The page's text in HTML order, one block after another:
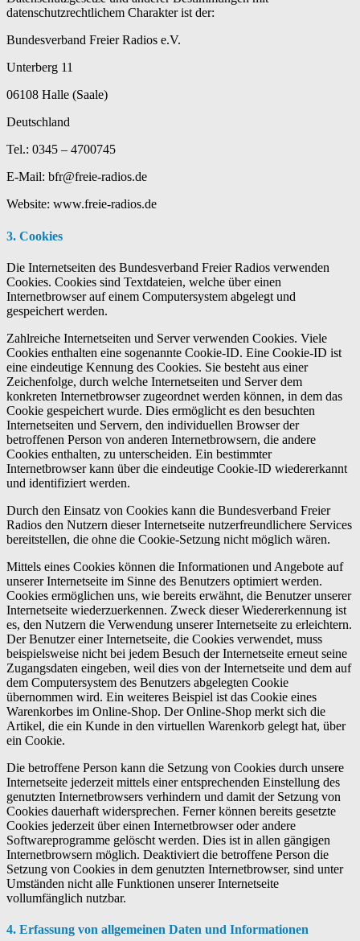
datenschutzrechtlichem Charakter ist der:
Bundesverband Freier Radios e.V.
Unterberg 11
06108 Halle (Saale)
Deutschland
Tel.: 0345 – 4700745
E-Mail: bfr@freie-radios.de
Website: www.freie-radios.de
3. Cookies
Die Internetseiten des Bundesverband Freier Radios verwenden
Cookies. Cookies sind Textdateien, welche über einen
Internetbrowser auf einem Computersystem abgelegt und
gespeichert werden.
Zahlreiche Internetseiten und Server verwenden Cookies. Viele
Cookies enthalten eine sogenannte Cookie-ID. Eine Cookie-ID ist
eine eindeutige Kennung des Cookies. Sie besteht aus einer
Zeichenfolge, durch welche Internetseiten und Server dem
konkreten Internetbrowser zugeordnet werden können, in dem das
Cookie gespeichert wurde. Dies ermöglicht es den besuchten
Internetseiten und Servern, den individuellen Browser der
betroffenen Person von anderen Internetbrowsern, die andere
Cookies enthalten, zu unterscheiden. Ein bestimmter
Internetbrowser kann über die eindeutige Cookie-ID wiedererkannt
und identifiziert werden.
Durch den Einsatz von Cookies kann die Bundesverband Freier
Radios den Nutzern dieser Internetseite nutzerfreundlichere Services
bereitstellen, die ohne die Cookie-Setzung nicht möglich wären.
Mittels eines Cookies können die Informationen und Angebote auf
unserer Internetseite im Sinne des Benutzers optimiert werden.
Cookies ermöglichen uns, wie bereits erwähnt, die Benutzer unserer
Internetseite wiederzuerkennen. Zweck dieser Wiedererkennung ist
es, den Nutzern die Verwendung unserer Internetseite zu erleichtern.
Der Benutzer einer Internetseite, die Cookies verwendet, muss
beispielsweise nicht bei jedem Besuch der Internetseite erneut seine
Zugangsdaten eingeben, weil dies von der Internetseite und dem auf
dem Computersystem des Benutzers abgelegten Cookie
übernommen wird. Ein weiteres Beispiel ist das Cookie eines
Warenkorbes im Online-Shop. Der Online-Shop merkt sich die
Artikel, die ein Kunde in den virtuellen Warenkorb gelegt hat, über
ein Cookie.
Die betroffene Person kann die Setzung von Cookies durch unsere
Internetseite jederzeit mittels einer entsprechenden Einstellung des
genutzten Internetbrowsers verhindern und damit der Setzung von
Cookies dauerhaft widersprechen. Ferner können bereits gesetzte
Cookies jederzeit über einen Internetbrowser oder andere
Softwareprogramme gelöscht werden. Dies ist in allen gängigen
Internetbrowsern möglich. Deaktiviert die betroffene Person die
Setzung von Cookies in dem genutzten Internetbrowser, sind unter
Umständen nicht alle Funktionen unserer Internetseite
vollumfänglich nutzbar.
4. Erfassung von allgemeinen Daten und Informationen